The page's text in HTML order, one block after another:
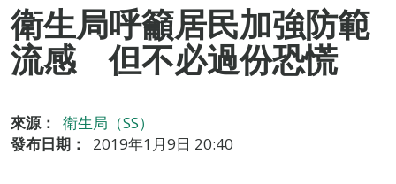
衛生局呼籲居民加強防範
流感 但不必過份恐慌
來源：
衛生局（SS）
發布日期：
2019年1月9日 20:40